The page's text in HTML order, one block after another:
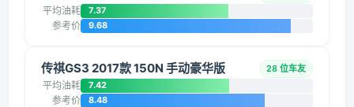
平均油耗 7.37
参考价 9.68
传祺GS3 2017款 150N 手动豪华版 28 位车友
平均油耗 7.42
参考价 8.48